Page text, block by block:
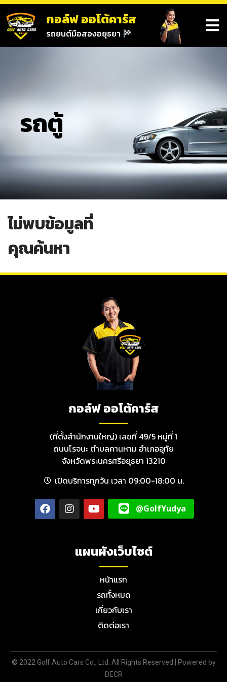
กอล์ฟ ออโต้คาร์ส
รถยนต์มือสองอยุธยา
รถตู้
ไม่พบข้อมูลที่
คุณค้นหา
กอล์ฟ ออโต้คาร์ส
(ที่ตั้งสำนักงานใหญ่) เลขที่ 49/5 หมู่ที่ 1
ถนนโรจนะ ตำบลคานหาม อำเภออุทัย
จังหวัดพระนครศรีอยุธยา 13210
เปิดบริการทุกวัน เวลา 09:00-18:00 น.
@GolfYudya
แผนผังเว็บไซต์
หน้าแรก
รถทั้งหมด
เกี่ยวกับเรา
ติดต่อเรา
© 2022 Golf Auto Cars Co., Ltd. All Rights Reserved |
Powered by
DECR